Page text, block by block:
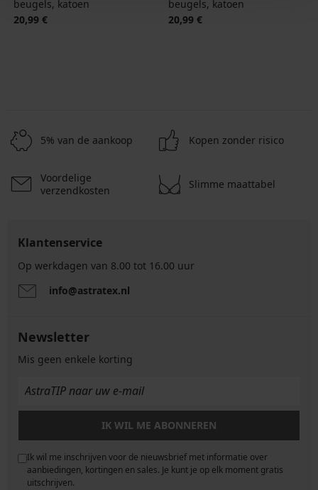
beugels, katoen
20,99 €
beugels, katoen
20,99 €
5% van de aankoop Kopen zonder risico
Voordelige
verzendkosten
Slimme maattabel
Klantenservice
Op werkdagen van 8.00 tot 16.00 uur
info@astratex.nl
Newsletter
Mis geen enkele korting
IK WIL ME ABONNEREN
Ik wil me inschrijven voor de nieuwsbrief met informatie over
aanbiedingen, kortingen en sales. Je kunt je op elk moment gratis
uitschrijven.